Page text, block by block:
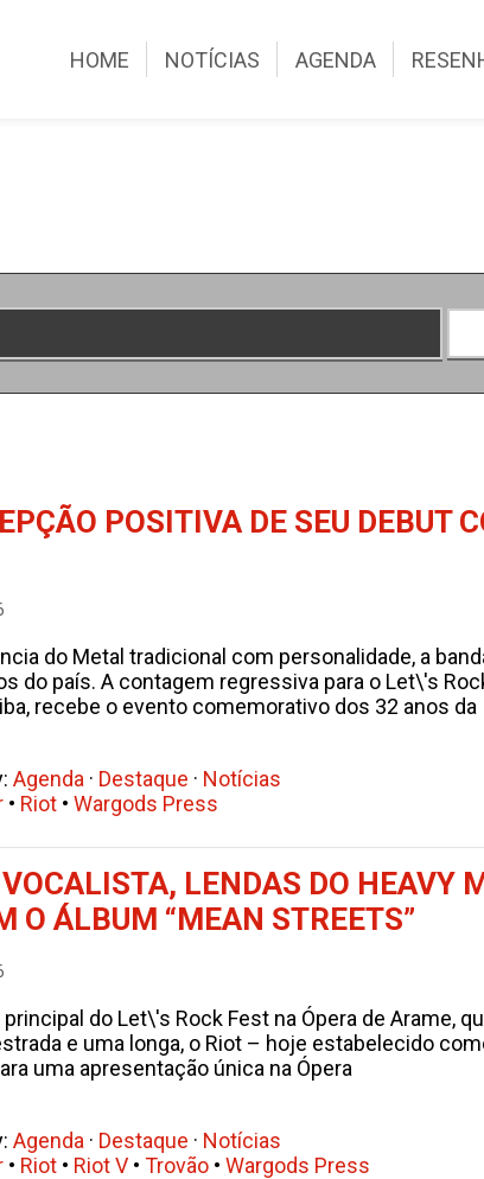
HOME NOTÍCIAS AGENDA
POSITIVA DE SEU DEBUT
do Metal tradicional com personalidade, a
do país. A contagem regressiva para o Let\'s
recebe o evento comemorativo dos 32 anos da
Agenda · Destaque · Notícias
• Riot • Wargods Press
LENDAS DO HEAVY
O ÁLBUM “MEAN STREETS”
principal do Let\'s Rock Fest na Ópera de Arame,
e uma longa, o Riot – hoje estabelecido
uma apresentação única na Ópera
Agenda · Destaque · Notícias
• Riot • Riot V • Trovão • Wargods Press